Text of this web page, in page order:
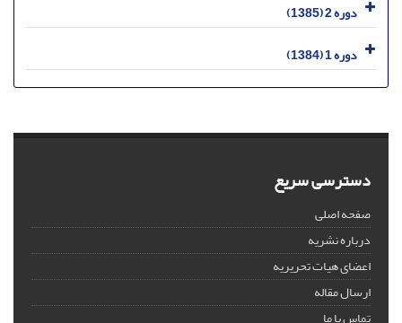
دوره 2 (1385)
دوره 1 (1384)
دسترسی سریع
صفحه اصلی
درباره نشریه
اعضای هیات تحریریه
ارسال مقاله